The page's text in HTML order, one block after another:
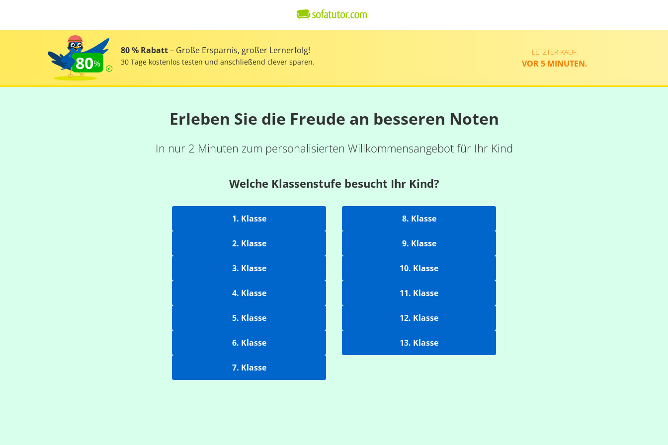
80
80 % Rabatt– Große Ersparnis, großer Lernerfolg!
30 Tage kostenlos testen und anschließend clever sparen.
LETZTER KAUF:
VOR 5 MINUTEN.
Erleben Sie die Freude an besseren Noten
In nur 2 Minuten zum personalisierten Willkommensangebot für Ihr Kind
Welche Klassenstufe besucht Ihr Kind?
1. Klasse
2. Klasse
3. Klasse
4. Klasse
5. Klasse
6. Klasse
7. Klasse
8. Klasse
9. Klasse
10. Klasse
11. Klasse
12. Klasse
13. Klasse